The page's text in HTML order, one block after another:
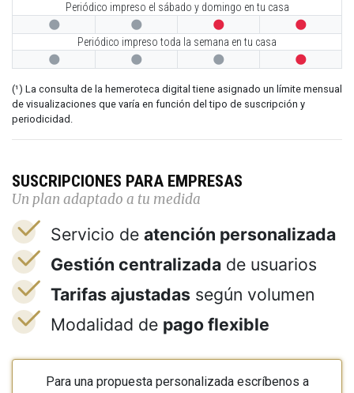
Periódico impreso el sábado y domingo en tu casa
   
Periódico impreso toda la semana en tu casa
   
(¹) La consulta de la hemeroteca digital tiene asignado un límite mensual
de visualizaciones que varía en función del tipo de suscripción y
periodicidad.
SUSCRIPCIONES PARA EMPRESAS
Un plan adaptado a tu medida
Servicio de atención personalizada
Gestión centralizada de usuarios
Tarifas ajustadas según volumen
Modalidad de pago flexible
Para una propuesta personalizada escríbenos a